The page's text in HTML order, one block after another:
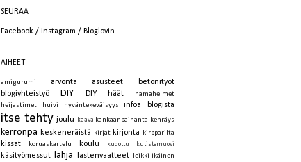
SEURAA
Facebook / Instagram / Bloglovin
AIHEET
amigurumi arvonta asusteet
betonityöt
blogiyhteistyö
DIY DIY häät
hamahelmet
heijastimet
huivi hyväntekeväisyys infoa blogista
itse tehty joulu kaava kankaanpainanta kehräys
kerronpa keskeneräistä kirjat kirjonta kirpparilta
kissat koruaskartelu koulu kudottu kutistemuovi
käsityömessut lahja lastenvaatteet
leikki-ikäinen